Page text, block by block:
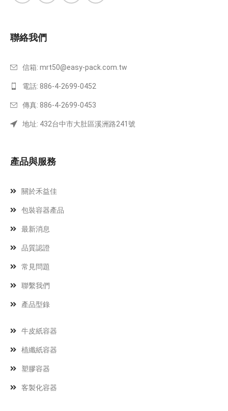
聯絡我們
信箱: mrt50@easy-pack.com.tw
電話: 886-4-2699-0452
傳真: 886-4-2699-0453
地址: 432台中市大肚區溪洲路241號
產品與服務
關於禾益佳
包裝容器產品
最新消息
品質認證
常見問題
聯繫我們
產品型錄
牛皮紙容器
植纖紙容器
塑膠容器
客製化容器